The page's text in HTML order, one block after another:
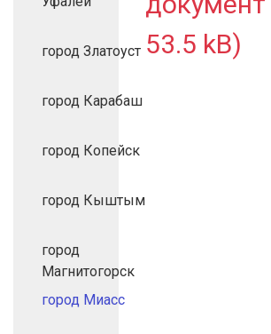
город Златоуст
город Карабаш
город Копейск
город Кыштым
город
Магнитогорск
город Миасс
53.5 kB)